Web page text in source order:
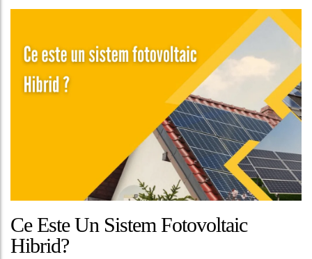
Ce Este Un Sistem Fotovoltaic
Hibrid?